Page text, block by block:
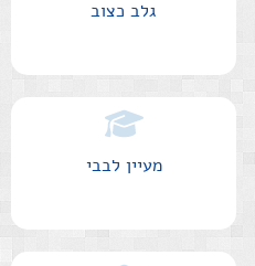
גלב כצוב
מעיין לבבי